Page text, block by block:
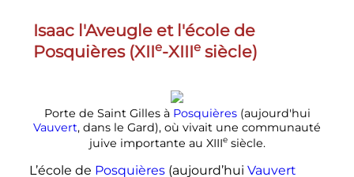
Isaac l'Aveugle et l'école de
Posquières (XIIe-XIIIe siècle)
Porte de Saint Gilles à Posquières(aujourd'hui
Vauvert, dans le Gard), où vivait une communauté
juive importante au XIIIe siècle.
L’école de Posquières(aujourd’hui Vauvert